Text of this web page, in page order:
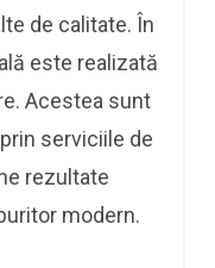
de calitate. În
este realizată
Acestea sunt
serviciile de
rezultate
modern.